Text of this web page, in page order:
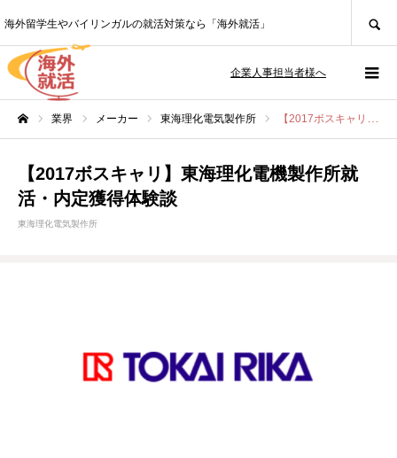
海外留学生やバイリンガルの就活対策なら「海外就活」
企業人事担当者様へ
業界 メーカー 東海理化電気製作所 【2017ボスキャリ】東海理化電機製作所就活・内定獲得体験談
【2017ボスキャリ】東海理化電機製作所就
活・内定獲得体験談
東海理化電気製作所